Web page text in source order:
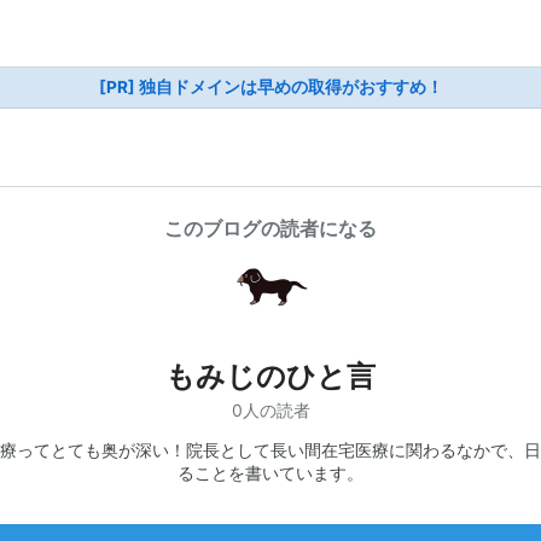
[PR] 独自ドメインは早めの取得がおすすめ！
このブログの読者になる
もみじのひと言
0人の読者
ってとても奥が深い！院長として長い間在宅医療に関わるなかで、
ることを書いています。